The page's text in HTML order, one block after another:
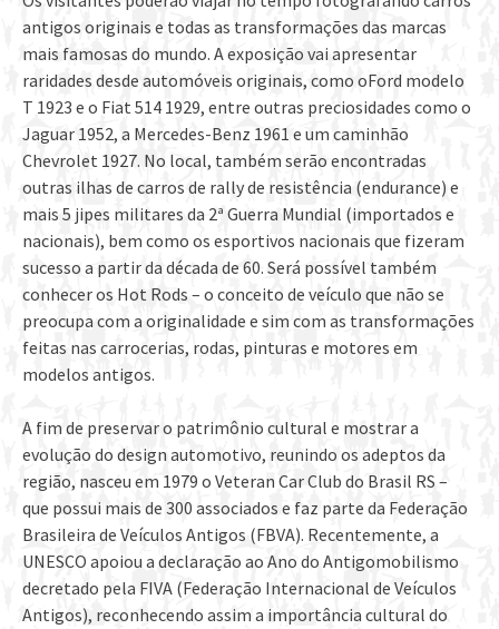
antigos originais e todas as transformações das marcas
mais famosas do mundo. A exposição vai apresentar
raridades desde automóveis originais, como oFord modelo
T 1923 e o Fiat 514 1929, entre outras preciosidades como o
Jaguar 1952, a Mercedes-Benz 1961 e um caminhão
Chevrolet 1927. No local, também serão encontradas
outras ilhas de carros de rally de resistência (endurance) e
mais 5 jipes militares da 2ª Guerra Mundial (importados e
nacionais), bem como os esportivos nacionais que fizeram
sucesso a partir da década de 60. Será possível também
conhecer os Hot Rods – o conceito de veículo que não se
preocupa com a originalidade e sim com as transformações
feitas nas carrocerias, rodas, pinturas e motores em
modelos antigos.
A fim de preservar o patrimônio cultural e mostrar a
evolução do design automotivo, reunindo os adeptos da
região, nasceu em 1979 o Veteran Car Club do Brasil RS –
que possui mais de 300 associados e faz parte da Federação
Brasileira de Veículos Antigos (FBVA). Recentemente, a
UNESCO apoiou a declaração ao Ano do Antigomobilismo
decretado pela FIVA (Federação Internacional de Veículos
Antigos), reconhecendo assim a importância cultural do